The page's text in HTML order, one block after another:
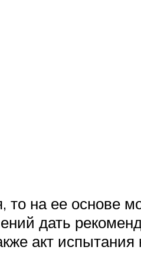
на ее основе
дать
акт испытания